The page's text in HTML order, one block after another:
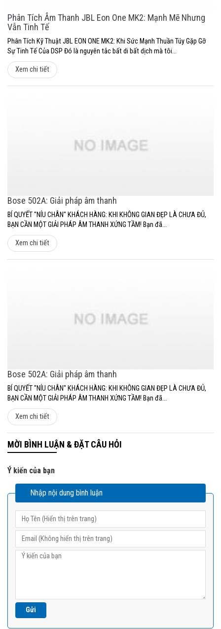
Phân Tích Âm Thanh JBL Eon One MK2: Mạnh Mẽ Nhưng
Vẫn Tinh Tế
Phân Tích Kỹ Thuật JBL EON ONE MK2: Khi Sức Mạnh Thuần Túy Gặp Gỡ
Sự Tinh Tế Của DSP Đó là nguyên tắc bất di bất dịch mà tôi...
Xem chi tiết
Bose 502A: Giải pháp âm thanh
BÍ QUYẾT "NÍU CHÂN" KHÁCH HÀNG: KHI KHÔNG GIAN ĐẸP LÀ CHƯA ĐỦ,
BẠN CẦN MỘT GIẢI PHÁP ÂM THANH XỨNG TẦM! Bạn đã...
Xem chi tiết
Bose 502A: Giải pháp âm thanh
BÍ QUYẾT "NÍU CHÂN" KHÁCH HÀNG: KHI KHÔNG GIAN ĐẸP LÀ CHƯA ĐỦ,
BẠN CẦN MỘT GIẢI PHÁP ÂM THANH XỨNG TẦM! Bạn đã...
Xem chi tiết
MỜI BÌNH LUẬN & ĐẶT CÂU HỎI
Ý kiến của bạn
Nhập nội dung bình luận